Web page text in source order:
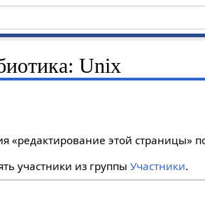
Unix
«редактирование этой страницы»
участники из группыУчастники.